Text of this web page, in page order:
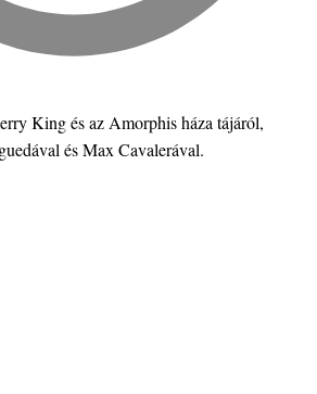
King és az Amorphis háza tájáról,
és Max Cavalerával.